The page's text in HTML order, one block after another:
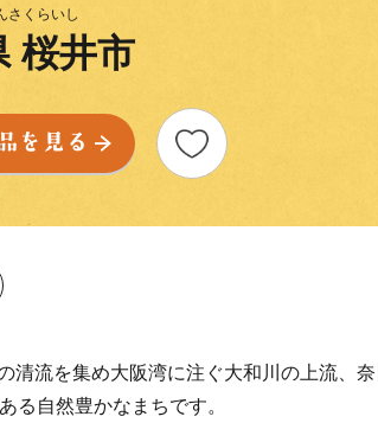
さくらいし
桜井市
清流を集め大阪湾に注ぐ大和川の上流、
る自然豊かなまちです。